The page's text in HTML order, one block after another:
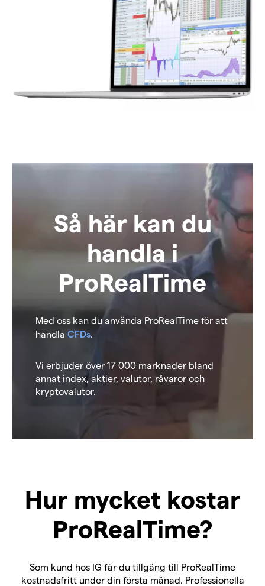
Så här kan du
handla i
ProRealTime
Med oss kan du använda ProRealTime för att
handla CFDs
Vi erbjuder över 17 000 marknader bland
annat index, aktier, valutor, råvaror och
kryptovalutor.
Hur mycket kostar
ProRealTime?
Som kund hos IG får du tillgång till ProRealTime
kostnadsfritt under din första månad. Professionella